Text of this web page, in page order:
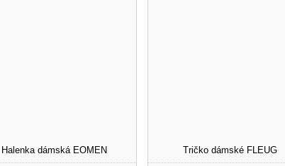
Halenka dámská EOMEN Tričko dámské FLEUG